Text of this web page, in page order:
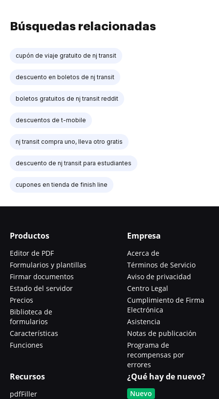
Búsquedas relacionadas
cupón de viaje gratuito de nj transit
descuento en boletos de nj transit
boletos gratuitos de nj transit reddit
descuentos de t-mobile
nj transit compra uno, lleva otro gratis
descuento de nj transit para estudiantes
cupones en tienda de finish line
Productos
Editor de PDF
Formularios y plantillas
Firmar documentos
Estado del servidor
Precios
Biblioteca de
formularios
Características
Funciones
Empresa
Acerca de
Términos de Servicio
Aviso de privacidad
Centro Legal
Cumplimiento de Firma
Electrónica
Asistencia
Notas de publicación
Programa de
recompensas por
errores
Recursos
pdfFiller
¿Qué hay de nuevo?
Nuevo